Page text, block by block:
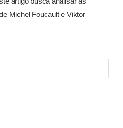
Michel Foucault e Viktor